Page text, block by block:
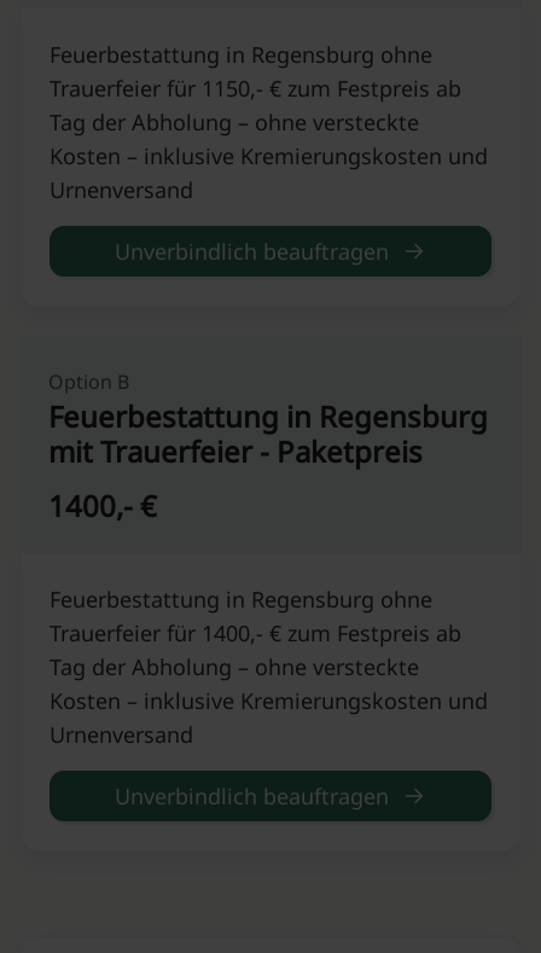
Feuerbestattung in Regensburg ohne
Trauerfeier für 1150,- € zum Festpreis ab
Tag der Abholung – ohne versteckte
Kosten – inklusive Kremierungskosten und
Urnenversand
Unverbindlich beauftragen
Option B
Feuerbestattung in Regensburg
mit Trauerfeier - Paketpreis
1400,- €
Feuerbestattung in Regensburg ohne
Trauerfeier für 1400,- € zum Festpreis ab
Tag der Abholung – ohne versteckte
Kosten – inklusive Kremierungskosten und
Urnenversand
Unverbindlich beauftragen